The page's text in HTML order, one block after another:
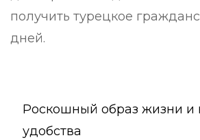
получить турецкое
дней.
Роскошный образ жизни и
удобства